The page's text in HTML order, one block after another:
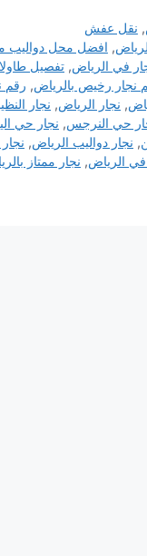
, نقل عفش
, افضل محل دواليب
في الرياض, تفصيل
نجار رخيص بالرياض, رقم
, نجار الرياض, نجار
حي النرجس, نجار حي
, نجار دواليب الرياض,
في الرياض, نجار ممتاز